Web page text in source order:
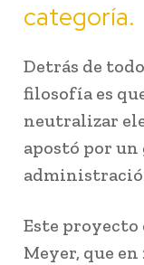
categoría.
Detrás de
filosofía es
neutralizar
apostó por
Este proyecto
Meyer, que